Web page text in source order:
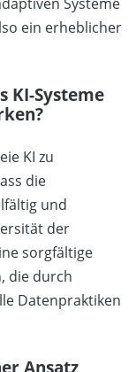
ein erheblicher
KI-Systeme
KI zu
die
und
der
sorgfältige
die durch
Datenpraktiken
Ansatz